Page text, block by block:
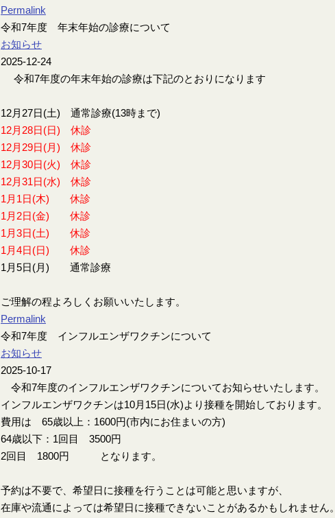
Permalink
令和7年度 年末年始の診療について
お知らせ
2025-12-24
令和7年度の年末年始の診療は下記のとおりになります
12月27日(土) 通常診療(13時まで)
12月28日(日) 休診
12月29日(月) 休診
12月30日(火) 休診
12月31日(水) 休診
1月1日(木) 休診
1月2日(金) 休診
1月3日(土) 休診
1月4日(日) 休診
1月5日(月) 通常診療
ご理解の程よろしくお願いいたします。
Permalink
令和7年度 インフルエンザワクチンについて
お知らせ
2025-10-17
令和7年度のインフルエンザワクチンについてお知らせいたします。
インフルエンザワクチンは10月15日(水)より接種を開始しております。
費用は 65歳以上：1600円(市内にお住まいの方)
64歳以下：1回目 3500円
2回目 1800円 となります。
予約は不要で、希望日に接種を行うことは可能と思いますが、
在庫や流通によっては希望日に接種できないことがあるかもしれません。